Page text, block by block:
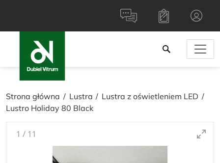
Strona główna Lustra
Lustra z oświetleniem LED
Lustro Holiday 80 Black
1 / 11